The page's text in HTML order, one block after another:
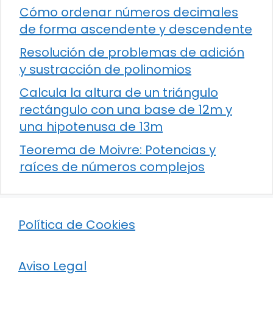
Cómo ordenar números decimales
de forma ascendente y descendente
Resolución de problemas de adición
y sustracción de polinomios
Calcula la altura de un triángulo
rectángulo con una base de 12m y
una hipotenusa de 13m
Teorema de Moivre: Potencias y
raíces de números complejos
Política de Cookies
Aviso Legal